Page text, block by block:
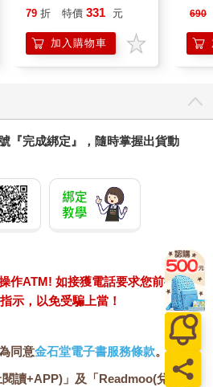
愛配色【閃亮女孩6】
79 折 特價 331 元
加入購物車
690
『完成綁定』，隨時掌握出貨動
作ATM! 如接獲電話要求您前往
示，以免受騙上當！
同意金石堂電子書服務條款。
讀+APP)」及「Readmoo(兌換